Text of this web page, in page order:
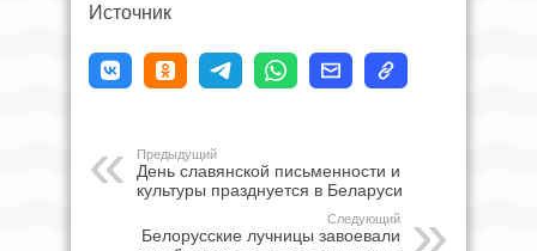
Источник
Предыдущий
День славянской письменности и
культуры празднуется в Беларуси
Следующий
Белорусские лучницы завоевали